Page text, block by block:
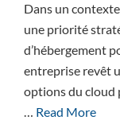
Dans un
une priorité
d’hébergement
entreprise revêt
options du cloud
… Read More